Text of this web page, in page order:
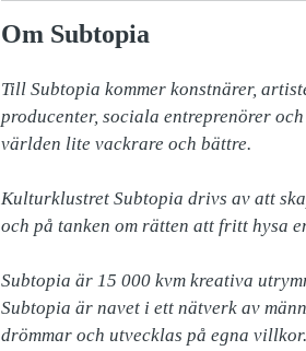
Om Subtopia
Till Subtopia kommer konstnärer,
producenter, sociala entreprenörer
världen lite vackrare och bättre.
Kulturklustret Subtopia drivs av att
och på tanken om rätten att fritt hysa
Subtopia är 15 000 kvm kreativa
Subtopia är navet i ett nätverk av
drömmar och utvecklas på egna